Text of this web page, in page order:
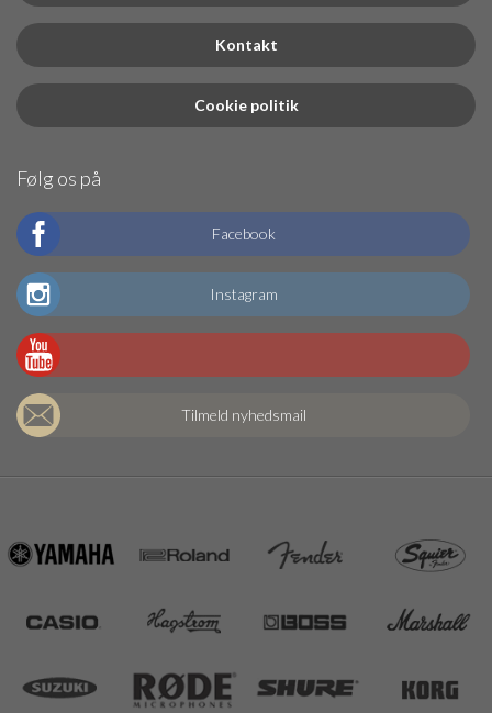
Kontakt
Cookie politik
Følg os på
Facebook
Instagram
Tilmeld nyhedsmail